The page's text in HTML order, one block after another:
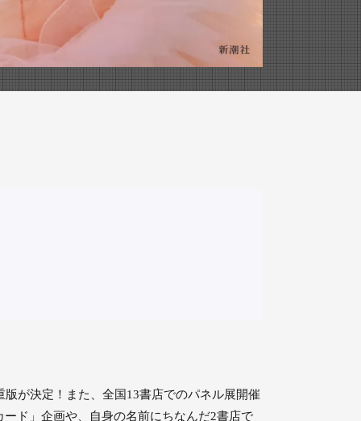
が決定！また、全国13書店でのパネル展開催
ド」企画や、自身の名前にちなんだ2書店で